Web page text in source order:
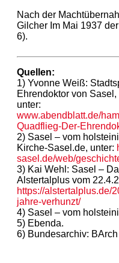
Nach der
Gilcher Im Mai 1937
6).
Quellen:
1) Yvonne Weiß:
Ehrendoktor von
unter:
www.abendblatt.de/
Quadflieg-Der-
2) Sasel – vom
Kirche-Sasel.de, unter:
sasel.de/web/
3) Kai Wehl: Sasel –
Alstertalplus vom
https://alstertalplus.de/
jahre-verhunzt/
4) Sasel – vom
5) Ebenda.
6) Bundesarchiv: